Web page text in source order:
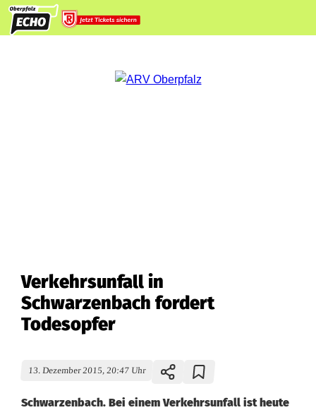
Verkehrsunfall in
Schwarzenbach fordert
Todesopfer
13. Dezember 2015, 20:47 Uhr
Schwarzenbach. Bei einem Verkehrsunfall ist heute